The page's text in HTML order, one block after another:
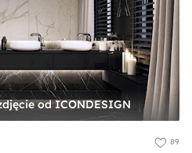
od ICONDESIGN
89